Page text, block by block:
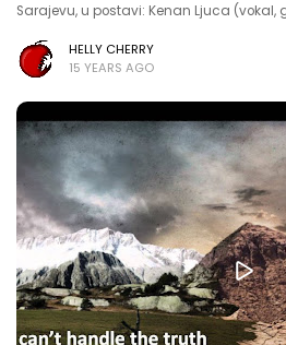
Sarajevu, u postavi: Kenan Ljuca (vokal,
HELLY CHERRY
15 YEARS AGO